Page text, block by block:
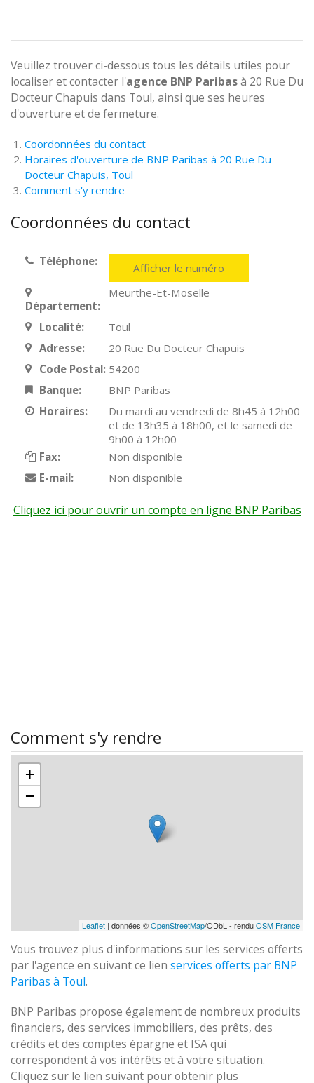
Veuillez trouver ci-dessous tous les détails utiles pour
localiser et contacter l'agence BNP Paribasà 20 Rue Du
Docteur Chapuis dans Toul, ainsi que ses heures
d'ouverture et de fermeture.
Coordonnées du contact
Horaires d'ouverture de BNP Paribas à 20 Rue Du
Docteur Chapuis, Toul
Comment s'y rendre
Coordonnées du contact
Téléphone: Afficher le numéro
Département:
Meurthe-Et-Moselle
Localité:
Toul
Adresse:
20 Rue Du Docteur Chapuis
Code Postal: 54200
Banque:
BNP Paribas
Horaires:
Du mardi au vendredi de 8h45 à 12h00
et de 13h35 à 18h00, et le samedi de
9h00 à 12h00
Fax:
Non disponible
E-mail:
Non disponible
Cliquez ici pour ouvrir un compte en ligne BNP Paribas
Comment s'y rendre
+
−
Leaflet | données ©OpenStreetMap/ODbL - renduOSM France
Vous trouvez plus d'informations sur les services offerts
par l'agence en suivant ce lien services offerts par BNP
Paribas à Toul.
BNP Paribas propose également de nombreux produits
financiers, des services immobiliers, des prêts, des
crédits et des comptes épargne et ISA qui
correspondent à vos intérêts et à votre situation.
Cliquez sur le lien suivant pour obtenir plus